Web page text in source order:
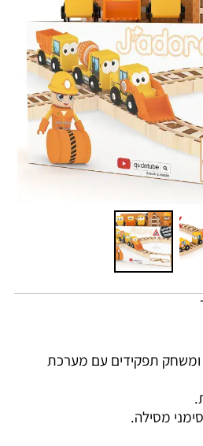
ומשחק תפקידים עם מערכת